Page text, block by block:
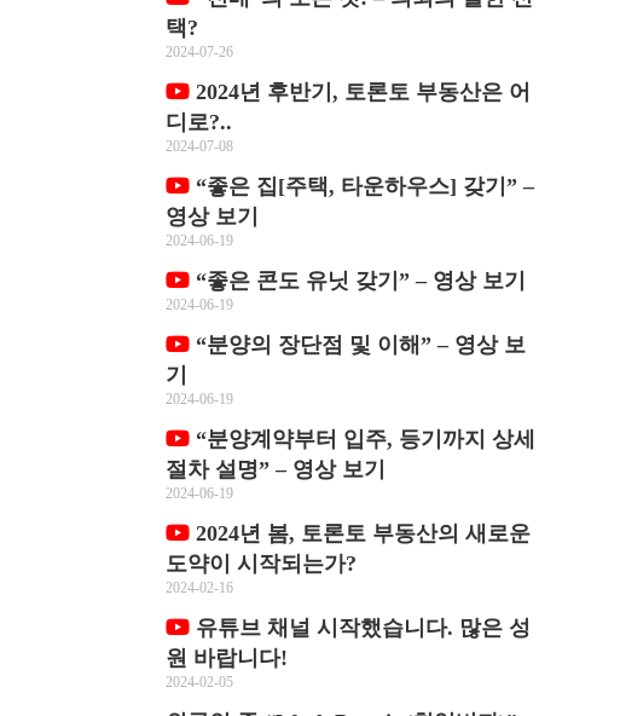
택?
2024-07-26
2024년 후반기, 토론토 부동산은 어
디로?..
2024-07-08
“좋은 집[주택, 타운하우스] 갖기” –
영상 보기
2024-06-19
“좋은 콘도 유닛 갖기” – 영상 보기
2024-06-19
“분양의 장단점 및 이해” – 영상 보
기
2024-06-19
“분양계약부터 입주, 등기까지 상세
절차 설명” – 영상 보기
2024-06-19
2024년 봄, 토론토 부동산의 새로운
도약이 시작되는가?
2024-02-16
유튜브 채널 시작했습니다. 많은 성
원 바랍니다!
2024-02-05